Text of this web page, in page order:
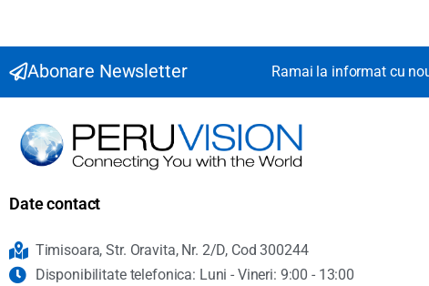
Abonare Newsletter Ramai la informat cu
Date contact
Timisoara, Str. Oravita, Nr. 2/D, Cod 300244
Disponibilitate telefonica: Luni - Vineri: 9:00 - 13:00